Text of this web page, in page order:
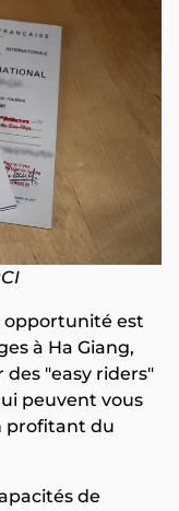
opportunité est
à Ha Giang,
"easy riders"
peuvent vous
profitant du
de